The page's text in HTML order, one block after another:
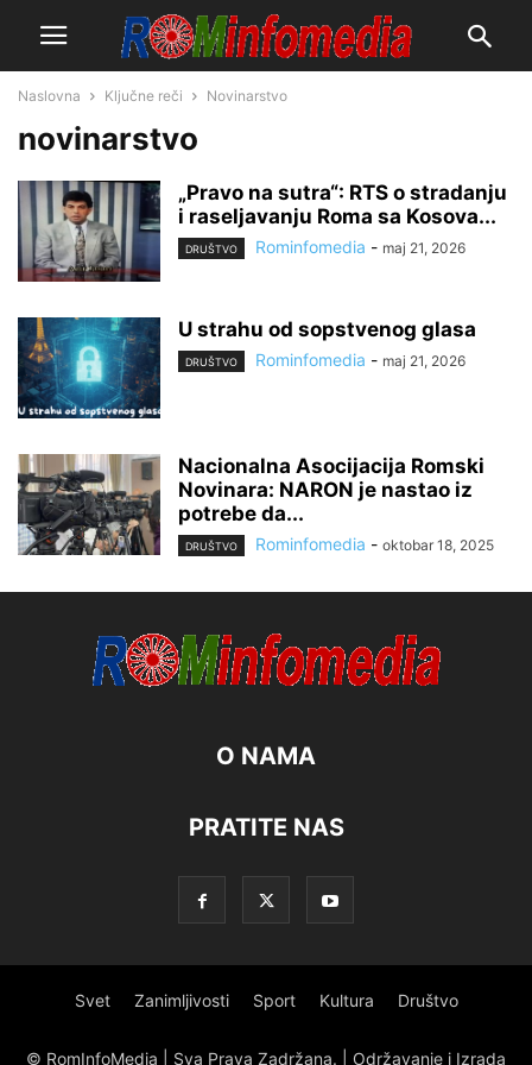
Naslovna Ključne reči Novinarstvo
novinarstvo
„Pravo na sutra“: RTS o stradanju
i raseljavanju Roma sa Kosova...
DRUŠTVO Rominfomedia - maj 21, 2026
U strahu od sopstvenog glasa
DRUŠTVO Rominfomedia - maj 21, 2026
Nacionalna Asocijacija Romski
Novinara: NARON je nastao iz
potrebe da...
DRUŠTVO Rominfomedia - oktobar 18, 2025
O NAMA
PRATITE NAS
Svet Zanimljivosti Sport Kultura Društvo
© RomInfoMedia | Sva Prava Zadržana. | Održavanje i Izrada